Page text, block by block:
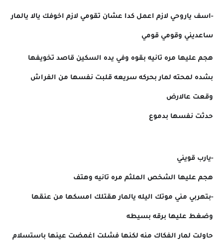
-اسف ياروحي لازم اعمل كدا عشان تقومي لازم اخوفك يالا يالمار
ساعديني وقومي قومي
هجم عليها مره تانيه بقوه وفي يده السكين قاصد تخويفها
بشده لمحته لمار بحركه سريعه قلبت نفسها من الفراش
وقعت عالارض
حدثت نفسها بدموع
-يارب قويني
هجم عليها الشخص الملثم مره تانيه وهتف
-بتهربي مني موتك اليله يالمار هقتلك امسكها من عنقها
وضغط عليها برقه بسيطه
حاولت لمار الفكاك منه لكنها فشلت اغمضت عينها باستسلام